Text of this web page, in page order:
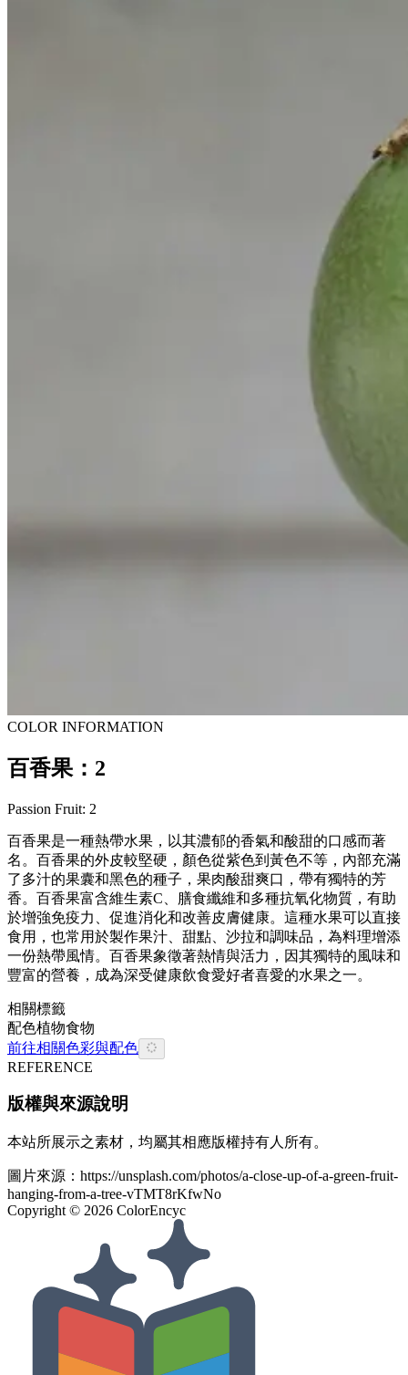
COLOR INFORMATION
百香果：2
Passion Fruit: 2
百香果是一種熱帶水果，以其濃郁的香氣和酸甜的口感而著
名。百香果的外皮較堅硬，顏色從紫色到黃色不等，內部充滿
了多汁的果囊和黑色的種子，果肉酸甜爽口，帶有獨特的芳
香。百香果富含維生素C、膳食纖維和多種抗氧化物質，有助
於增強免疫力、促進消化和改善皮膚健康。這種水果可以直接
食用，也常用於製作果汁、甜點、沙拉和調味品，為料理增添
一份熱帶風情。百香果象徵著熱情與活力，因其獨特的風味和
豐富的營養，成為深受健康飲食愛好者喜愛的水果之一。
相關標籤
配色植物食物
前往相關色彩與配色
REFERENCE
版權與來源說明
本站所展示之素材，均屬其相應版權持有人所有。
圖片來源： https://unsplash.com/photos/a-close-up-of-a-green-fruit-
hanging-from-a-tree-vTMT8rKfwNo
Copyright © 2026 ColorEncyc